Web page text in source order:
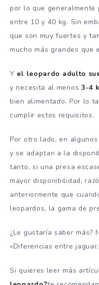
por lo que generalmente
entre 10 y 40 kg. Sin
que son muy fuertes y
mucho más grandes que
Y el leopardo adulto
y necesita al menos 3-4
bien alimentado. Por lo
cumplir estos requisitos.
Por otro lado, en
y se adaptan a la
tanto, si una presa
mayor disponibilidad,
anteriormente que
leopardos, la gama de
¿Le gustaría saber
«Diferencias entre
Si quieres leer más